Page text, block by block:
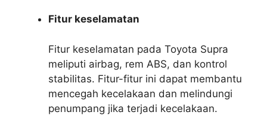
Fitur keselamatan
Fitur keselamatan pada Toyota Supra
meliputi airbag, rem ABS, dan kontrol
stabilitas. Fitur-fitur ini dapat membantu
mencegah kecelakaan dan melindungi
penumpang jika terjadi kecelakaan.